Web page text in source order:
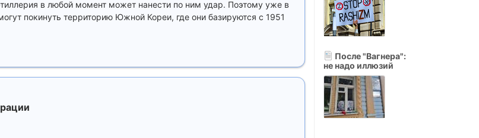
в любой момент может нанести по ним удар. Поэтому уже в
покинуть территорию Южной Кореи, где они базируются с 1951
После "Вагнера":
не надо иллюзий